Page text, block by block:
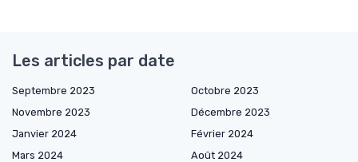
Les articles par date
Septembre 2023
Octobre 2023
Novembre 2023
Décembre 2023
Janvier 2024
Février 2024
Mars 2024
Août 2024